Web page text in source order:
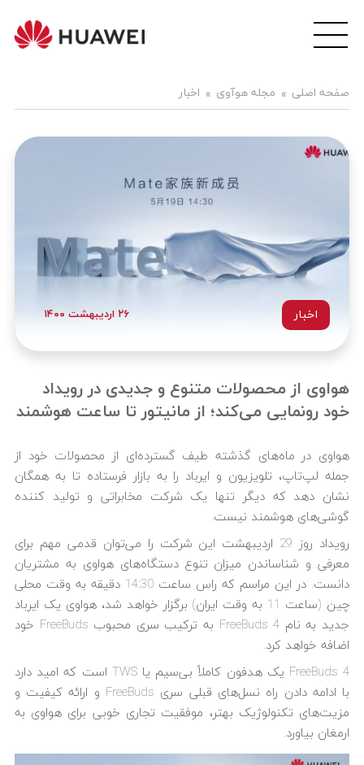
صفحه اصلی مجله هوآوی اخبار
۲۶ اردیبهشت ۱۴۰۰ اخبار
هواوی از محصولات متنوع و جدیدی در رویداد
خود رونمایی می‌کند؛ از مانیتور تا ساعت هوشمند
هواوی در ماه‌های گذشته طیف گسترده‌ای از محصولات خود از
جمله لپ‌تاپ، تلویزیون و ایرباد را به بازار فرستاده تا به همگان
نشان دهد که دیگر تنها یک شرکت مخابراتی و تولید کننده
گوشی‌های هوشمند نیست.
رویداد روز 29 اردیبهشت این شرکت را می‌توان قدمی مهم برای
معرفی و شناساندن میزان تنوع دستگاه‌های هواوی به مشتریان
دانست. در این مراسم که راس ساعت 14:30 دقیقه به وقت محلی
چین (ساعت 11 به وقت ایران) برگزار خواهد شد، هواوی یک ایرباد
جدید به نام FreeBuds 4 به ترکیب سری محبوب FreeBuds خود
اضافه خواهد کرد.
FreeBuds 4 یک هدفون کاملاً بی‌سیم یا TWS است که امید دارد
با ادامه دادن راه نسل‌های قبلی سری FreeBuds و ارائه کیفیت و
مزیت‌های تکنولوژیک بهتر، موفقیت تجاری خوبی برای هواوی به
ارمغان بیاورد.